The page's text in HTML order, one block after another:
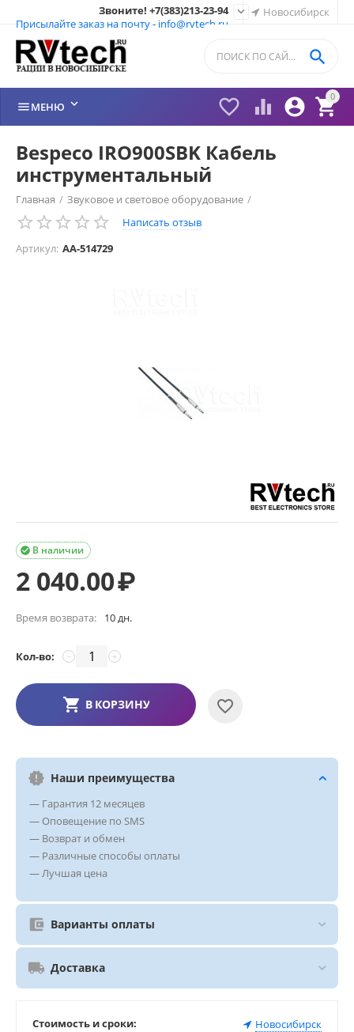
Новосибирск
Звоните! +7(383)213-23-94
Присылайте заказ на почту - info@rvtech.ru

0


 

МЕНЮ 
Bespeco IRO900SBK Кабель
инструментальный
Главная / Звуковое и световое оборудование /
Инструментальные кабели /
Написать отзыв
Артикул: AA-514729
В наличии

2 040.00₽
Время возврата: 10 дн.
Кол-во: +
−
В КОРЗИНУ
Наши преимущества
— Гарантия 12 месяцев
— Оповещение по SMS
— Возврат и обмен
— Различные способы оплаты
— Лучшая цена
Варианты оплаты
Доставка
Стоимость и сроки: Новосибирск